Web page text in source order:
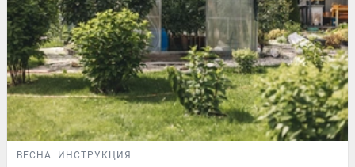
ВЕСНА ИНСТРУКЦИЯ